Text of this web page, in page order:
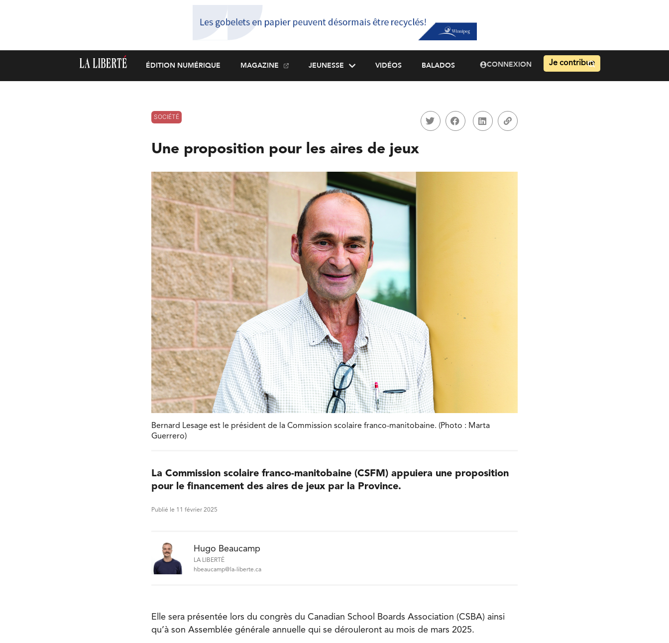
ÉDITION NUMÉRIQUE MAGAZINE JEUNESSE VIDÉOS BALADOS CONNEXION Je contribue
SOCIÉTÉ
Une proposition pour les aires de jeux
Bernard Lesage est le président de la Commission scolaire franco-manitobaine. (Photo : Marta
Guerrero)
La Commission scolaire franco-manitobaine (CSFM) appuiera une proposition
pour le financement des aires de jeux par la Province.
Publié le 11 février 2025
Hugo Beaucamp
LA LIBERTÉ
hbeaucamp@la-liberte.ca
Elle sera présentée lors du congrès du Canadian School Boards Association (CSBA) ainsi
qu’à son Assemblée générale annuelle qui se dérouleront au mois de mars 2025.